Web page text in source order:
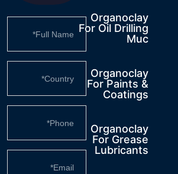
Organoclay
For Oil Drilling
Muc
Organoclay
For Paints &
Coatings
Organoclay
For Grease
Lubricants